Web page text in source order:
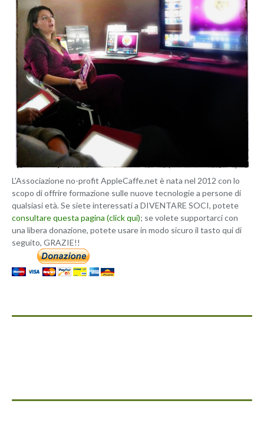
L'Associazione no-profit AppleCaffe.net è nata nel 2012 con lo
scopo di offrire formazione sulle nuove tecnologie a persone di
qualsiasi età. Se siete interessati a DIVENTARE SOCI, potete
consultare questa pagina (click qui); se volete supportarci con
una libera donazione, potete usare in modo sicuro il tasto qui di
seguito, GRAZIE!!